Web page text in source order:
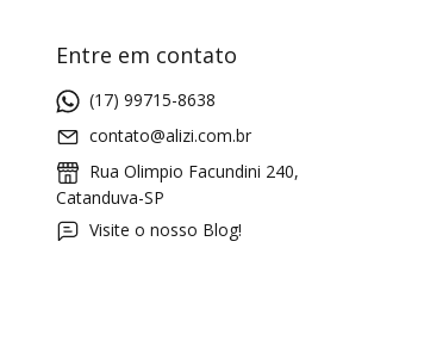
Entre em contato
(17) 99715-8638
contato@alizi.com.br
Rua Olimpio Facundini 240,
Catanduva-SP
Visite o nosso Blog!